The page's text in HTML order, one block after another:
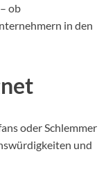
ob
in den
oder Schlemmer
und